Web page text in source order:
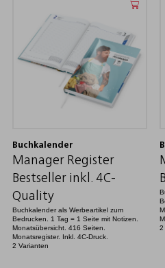
Buchkalender
Manager Register
Bestseller inkl. 4C-
Quality
Buchkalender als Werbeartikel zum
Bedrucken. 1 Tag = 1 Seite mit Notizen.
Monatsübersicht. 416 Seiten.
Monatsregister. Inkl. 4C-Druck.
2 Varianten
2